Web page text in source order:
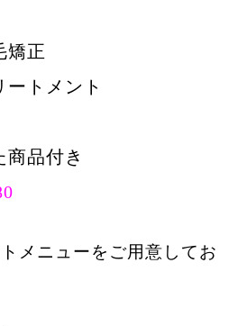
矯正
ートメント
商品付き
メニューをご用意してお